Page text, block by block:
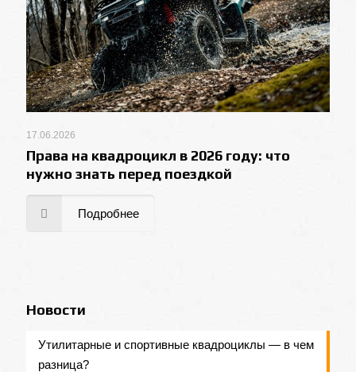
17.06.2026
Права на квадроцикл в 2026 году: что
нужно знать перед поездкой
Подробнее
Новости
Утилитарные и спортивные квадроциклы — в чем
разница?